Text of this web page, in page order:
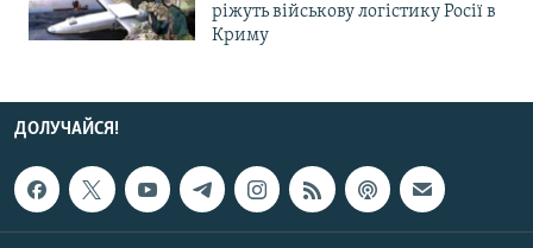
ріжуть військову логістику Росії в
Криму
ДОЛУЧАЙСЯ!